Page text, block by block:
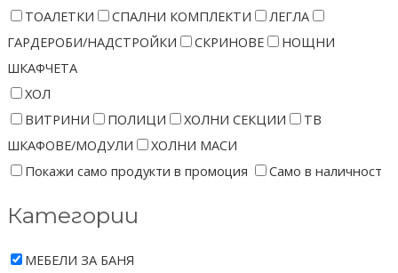
ТОАЛЕТКИ
СПАЛНИ КОМПЛЕКТИ
ЛЕГЛА
ГАРДЕРОБИ/НАДСТРОЙКИ
СКРИНОВЕ
НОЩНИ
ШКАФЧЕТА
ХОЛ
ВИТРИНИ
ПОЛИЦИ ХОЛНИ СЕКЦИИ
ТВ
ШКАФОВЕ/МОДУЛИ
ХОЛНИ МАСИ
Покажи само продукти в промоция
Само в наличност
Категории
МЕБЕЛИ ЗА БАНЯ